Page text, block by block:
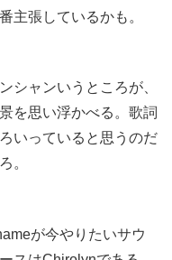
主張しているかも。
シャンいうところが、
を思い浮かべる。歌詞
いっていると思うのだ
。
が今やりたいサウ